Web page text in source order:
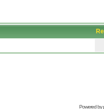
Powered by